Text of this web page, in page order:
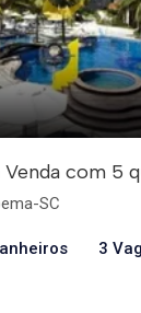
com 5
SC
3